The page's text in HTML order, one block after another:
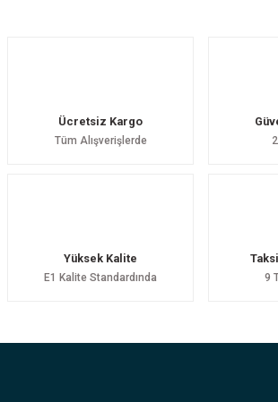
Ücretsiz Kargo
Tüm Alışverişlerde
Yüksek Kalite
E1 Kalite Standardında 9